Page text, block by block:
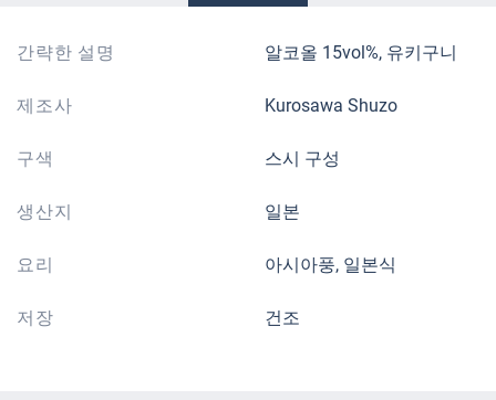
간략한 설명 알코올 15vol%, 유키구니
제조사 Kurosawa Shuzo
구색 스시 구성
생산지 일본
요리 아시아풍, 일본식
저장 건조